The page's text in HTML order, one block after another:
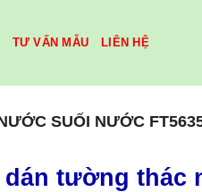
TƯ VẤN MẪU LIÊN HỆ
SUỐI NƯỚC
dán tường thác